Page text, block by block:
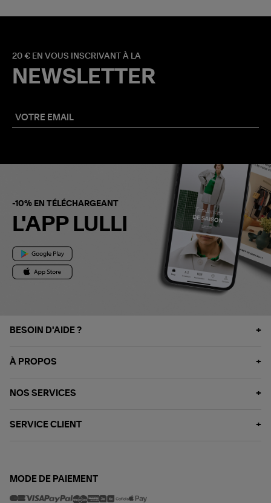
20 € EN VOUS INSCRIVANT À LA
NEWSLETTER
-10% EN TÉLÉCHARGEANT
L'APP LULLI
BESOIN D'AIDE ?
À PROPOS
NOS SERVICES
SERVICE CLIENT
MODE DE PAIEMENT